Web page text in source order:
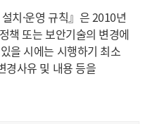
치·운영 규칙』은 2010년
책 또는 보안기술의 변경에
을 시에는 시행하기 최소
경사유 및 내용 등을